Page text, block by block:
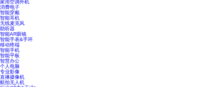
家用空调外机
消费电子
智能穿戴
智能耳机
无线麦克风
助听器
智能AR眼镜
智能手表&手环
移动终端
智能手机
智能平板
智慧办公
个人电脑
专业影像
直播摄像机
航拍无人机